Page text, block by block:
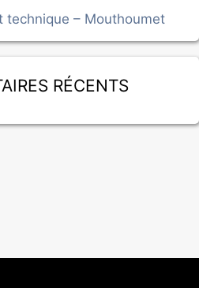
technique – Mouthoumet
récents